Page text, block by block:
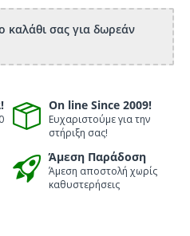
καλάθι σας για δωρεάν
On line Since 2009!
Ευχαριστούμε για την
στήριξη σας!
Άμεση Παράδοση
Άμεση αποστολή χωρίς
καθυστερήσεις